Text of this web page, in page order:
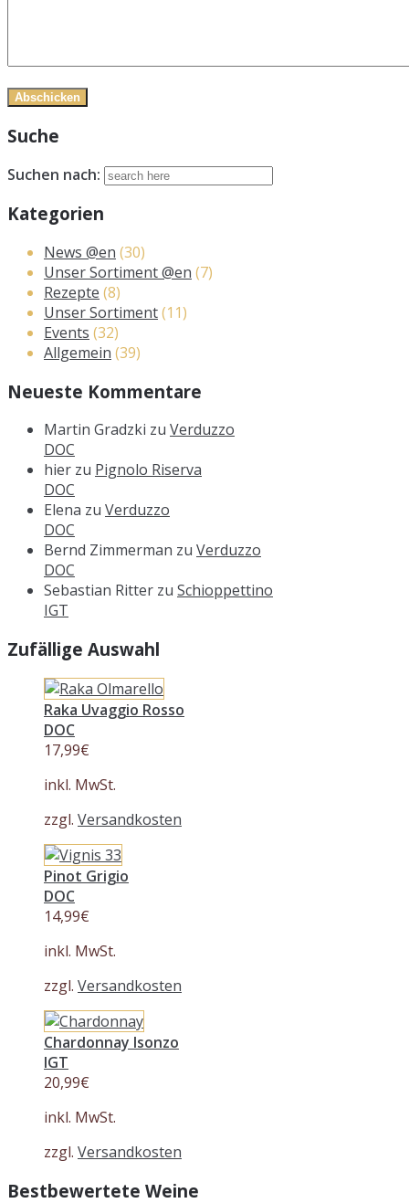
Suche
Suchen nach:
Kategorien
News @en (30)
Unser Sortiment @en (7)
Rezepte (8)
Unser Sortiment(11)
Events (32)
Allgemein (39)
Neueste Kommentare
Martin Gradzki zu Verduzzo
DOC
hier zu Pignolo Riserva
DOC
Elena zu Verduzzo
DOC
Bernd Zimmerman zu Verduzzo
DOC
Sebastian Ritter zu Schioppettino
IGT
Zufällige Auswahl
Raka Uvaggio Rosso
DOC
17,99€
inkl. MwSt.
zzgl. Versandkosten
Pinot Grigio
DOC
14,99€
inkl. MwSt.
zzgl. Versandkosten
Chardonnay Isonzo
IGT
20,99€
inkl. MwSt.
zzgl. Versandkosten
Bestbewertete Weine